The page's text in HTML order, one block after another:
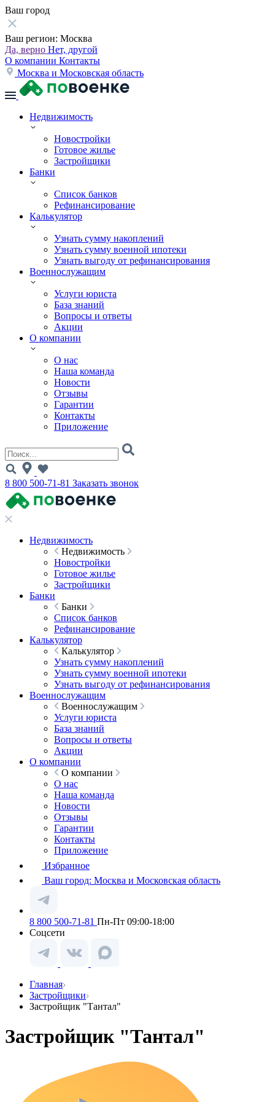
Ваш город
Ваш регион: Москва
Да, верно Нет, другой
О компании Контакты
Москва и Московская область
Недвижимость
Новостройки
Готовое жилье
Застройщики
Банки
Список банков
Рефинансирование
Калькулятор
Узнать сумму накоплений
Узнать сумму военной ипотеки
Узнать выгоду от рефинансирования
Военнослужащим
Услуги юриста
База знаний
Вопросы и ответы
Акции
О компании
О нас
Наша команда
Новости
Отзывы
Гарантии
Контакты
Приложение
8 800 500-71-81 Заказать звонок
Недвижимость
Недвижимость
Новостройки
Готовое жилье
Застройщики
Банки
Банки
Список банков
Рефинансирование
Калькулятор
Калькулятор
Узнать сумму накоплений
Узнать сумму военной ипотеки
Узнать выгоду от рефинансирования
Военнослужащим
Военнослужащим
Услуги юриста
База знаний
Вопросы и ответы
Акции
О компании
О компании
О нас
Наша команда
Новости
Отзывы
Гарантии
Контакты
Приложение
Избранное
Ваш город: Москва и Московская область
8 800 500-71-81 Пн-Пт 09:00-18:00
Соцсети
Главная
Застройщики
Застройщик "Тантал"
Застройщик "Тантал"